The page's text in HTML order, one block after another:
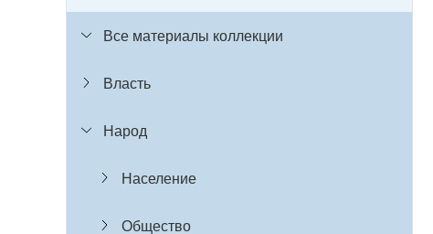
Все материалы коллекции
Власть
Народ
Население
Общество